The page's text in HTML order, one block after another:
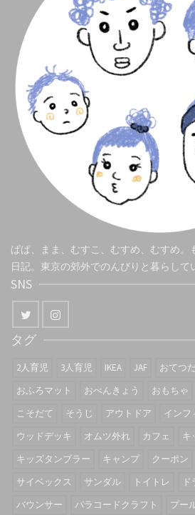
ぱぱ、まま、むすこ、むすめ、むすめ。
日記。東京の郊外でのんびりと暮らして
SNS
タグ
2人育児 3人育児 IKEA JAF おてつ
おふろマット
おべんきょう おもちゃ
こそだて
そうじ アウトドア
インフ
ウッドデッキ
オムツ外れ カフェ
キ
キッズタンブラー
キャンプ クーポン
サイベックス
サンダル トイトレ
バウンサー
パラコードクラフト プー